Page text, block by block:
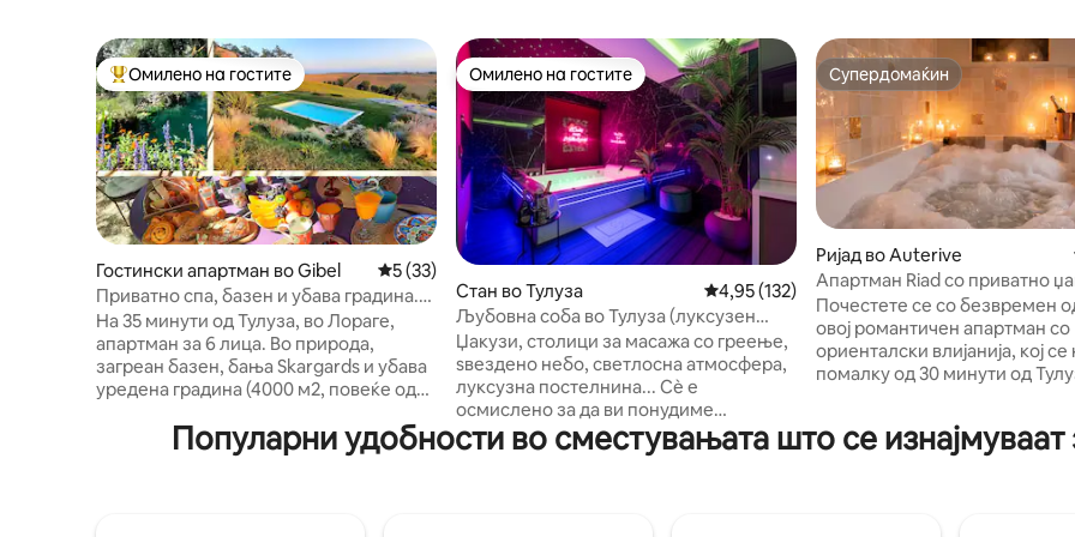
Меѓу најуспешните „Омилени на гостите“
Омилено на гостите
Гостински апартман во Gibel Просечна оцена: 5 од 5, 33 рецензии
5 (33)
Приватно спа, базен и убава градина.
Бранч.
На 35 минути од Тулуза, во Лораге,
апартман за 6 лица. Во природа,
загреан базен, бања Skargards и убава
уредена градина (4000 м2, повеќе од
Покриен градинарски мебел (планча +
фрижидер), украсен базен (70 м2),
Омилено на гостите
Омилено на гостите
Стан во Тулуза Просечна оцена: 4,95 од 5, 132 рецензии
4,95 (132)
Љубовна соба во Тулуза (луксузен
апартман, приватен спа центар)
Џакузи, столици за масажа со греење,
ѕвездено небо, светлосна атмосфера,
луксузна постелнина... Сè е
осмислено за да ви понудиме
уникатно искуство, со загарантиран
момент на релаксација! Дополнителни
Супердомаќин
Супердомаќин
Ријад во Auterive
Апартман Riad со приватно
градина во близина на Тулуза
Почестете се со безвремен
овој романтичен апартман со
ориенталски влијанија, кој се
помалку од 30 минути од
Дизајниран како вистинска
љубовна соба, апартманот ве
во топла атмосфера која
Популарни удобности во сместувањата што се